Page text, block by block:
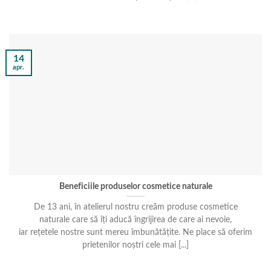
Beneficiile produselor cosmetice naturale
De 13 ani, în atelierul nostru creăm produse cosmetice
naturale care să îți aducă îngrijirea de care ai nevoie,
iar rețetele nostre sunt mereu îmbunătățite. Ne place să oferim
prietenilor noștri cele mai [...]
14
apr.